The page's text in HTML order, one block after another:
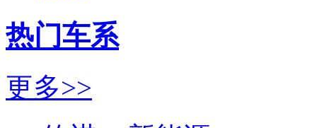
热门车系
更多>>